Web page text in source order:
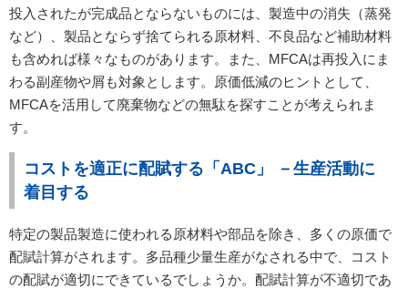
投入されたが完成品とならないものには、製造中の消失（蒸発
など）、製品とならず捨てられる原材料、不良品など補助材料
も含めれば様々なものがあります。また、MFCAは再投入にま
わる副産物や屑も対象とします。原価低減のヒントとして、
MFCAを活用して廃棄物などの無駄を探すことが考えられま
す。
コストを適正に配賦する「ABC」 －生産活動に
着目する
特定の製品製造に使われる原材料や部品を除き、多くの原価で
配賦計算がされます。多品種少量生産がなされる中で、コスト
の配賦が適切にできているでしょうか。配賦計算が不適切であ